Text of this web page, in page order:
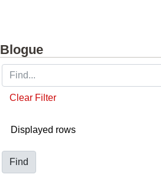
Blogue
Clear Filter
Displayed rows
Find